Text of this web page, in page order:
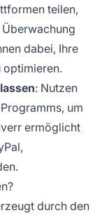
teilen,
dabei, Ihre
optimieren.
: Nutzen
um
ermöglicht
durch den